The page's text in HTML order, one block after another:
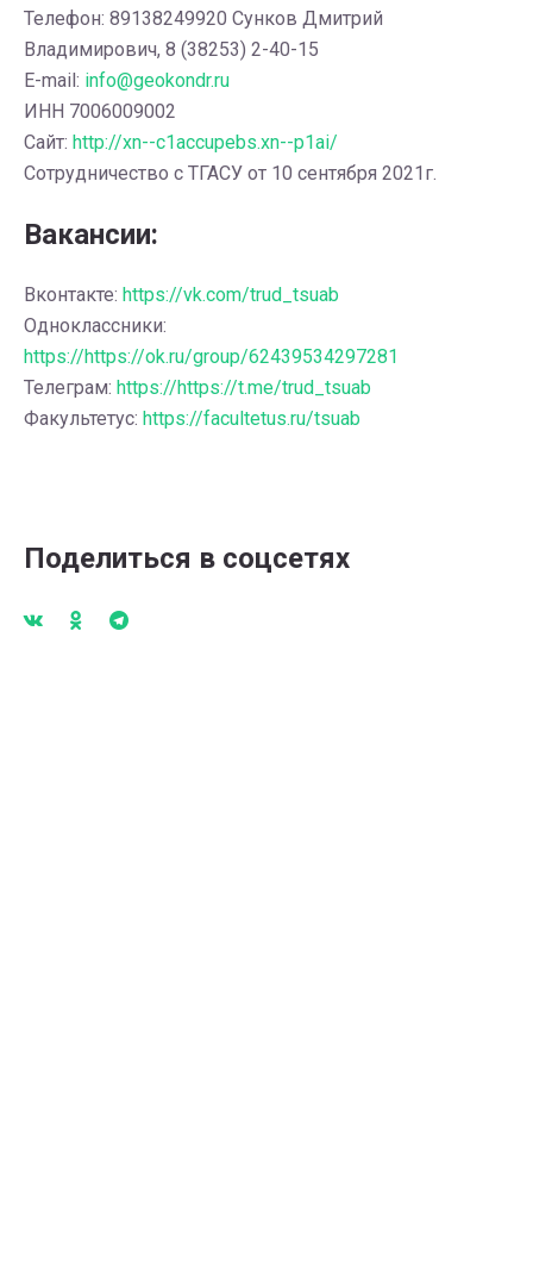
Телефон: 89138249920 Сунков Дмитрий
Владимирович, 8 (38253) 2-40-15
E-mail: info@geokondr.ru
ИНН 7006009002
Сайт: http://xn--c1accupebs.xn--p1ai/
Сотрудничество с ТГАСУ от 10 сентября 2021г.
Вакансии:
Вконтакте: https://vk.com/trud_tsuab
Одноклассники:
https://https://ok.ru/group/62439534297281
Телеграм: https://https://t.me/trud_tsuab
Факультетус: https://facultetus.ru/tsuab
Поделиться в соцсетях